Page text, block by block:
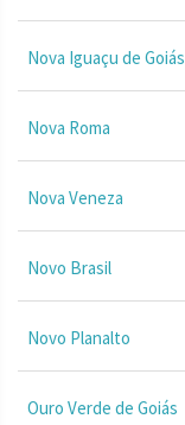
Nova Iguaçu de Goiás
Nova Roma
Nova Veneza
Novo Brasil
Novo Planalto
Ouro Verde de Goiás